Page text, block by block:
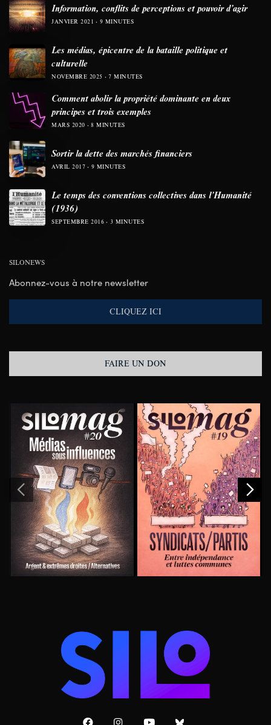
Information, conflits de perceptions et pouvoir d’agir
JANVIER 2021 9 MINUTES
Les médias, épicentre de la bataille politique et
culturelle
NOVEMBRE 2025 7 MINUTES
Comment abolir la propriété dominante en deux
principes et trois exemples
MARS 2020 8 MINUTES
Sortir la dette des marchés financiers
AVRIL 2017 9 MINUTES
Le temps des conventions collectives dans l’Humanité
(1936)
SEPTEMBRE 2016 3 MINUTES
SILONEWS
Abonnez-vous à notre newsletter
CLIQUEZ ICI
FAIRE UN DON